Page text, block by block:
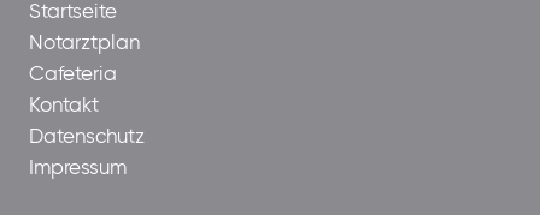
Startseite
Notarztplan
Cafeteria
Kontakt
Datenschutz
Impressum